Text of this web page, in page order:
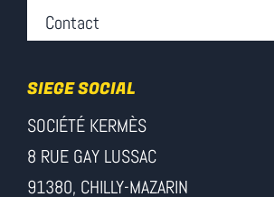
Contact
SIEGE SOCIAL
SOCIÉTÉ KERMÈS
8 RUE GAY LUSSAC
91380, CHILLY-MAZARIN